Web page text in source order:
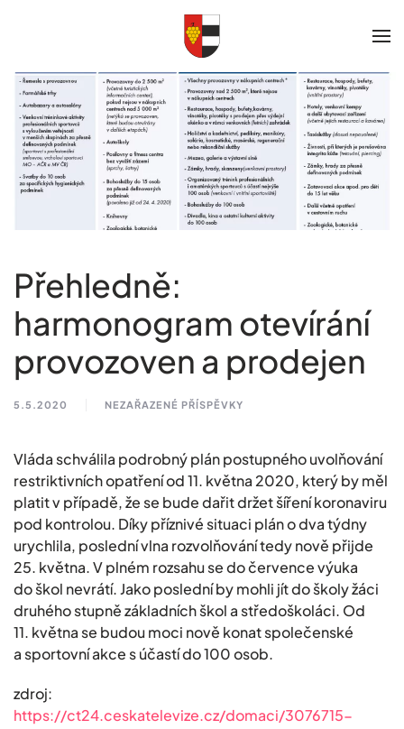
Přehledně:
harmonogram otevírání
provozoven a prodejen
5.5.2020 NEZAŘAZENÉ PŘÍSPĚVKY
Vláda schválila podrobný plán postupného uvolňování
restriktivních opatření od 11. května 2020, který by měl
platit v případě, že se bude dařit držet šíření koronaviru
pod kontrolou. Díky příznivé situaci plán o dva týdny
urychlila, poslední vlna rozvolňování tedy nově přijde
25. května. V plném rozsahu se do července výuka
do škol nevrátí. Jako poslední by mohli jít do školy žáci
druhého stupně základních škol a středoškoláci. Od
11. května se budou moci nově konat společenské
a sportovní akce s účastí do 100 osob.
zdroj:
https://ct24.ceskatelevize.cz/domaci/3076715-